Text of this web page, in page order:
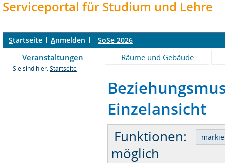
Serviceportal für Studium und Lehre
Startseite Anmelden SoSe 2026
Veranstaltungen Räume und Gebäude
Sie sind hier: Startseite
Einzelansicht
Funktionen:
möglich